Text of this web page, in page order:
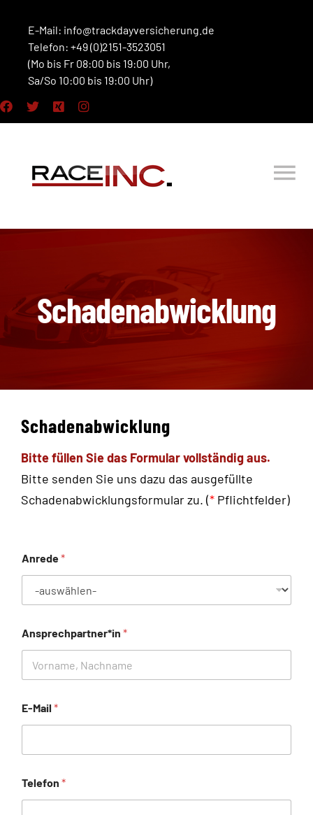
Inhalt
springen
E-Mail: info@trackdayversicherung.de
Telefon: +49 (0)2151-3523051
(Mo bis Fr 08:00 bis 19:00 Uhr,
Sa/So 10:00 bis 19:00 Uhr)
VERSICHERUNGEN
DOWNLOADCENTER
SCHADEN MELDEN
KONTAKT
Schadenabwicklung
Schadenabwicklung
Bitte füllen Sie das Formular vollständig aus.
Bitte senden Sie uns dazu das ausgefüllte
Schadenabwicklungsformular zu. (* Pflichtfelder)
Anrede*
Ansprechpartner*in *
E-Mail *
Telefon *